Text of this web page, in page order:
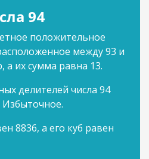
94
положительное
между 93 и
а их сумма равна 13.
делителей числа 94
Избыточное.
8836, а его куб равен